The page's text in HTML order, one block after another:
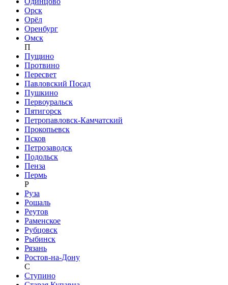
Орск
Орёл
Оренбург
Омск
П
Пущино
Протвино
Пересвет
Павловский Посад
Пушкино
Первоуральск
Пятигорск
Петропавловск-Камчатский
Прокопьевск
Псков
Петрозаводск
Подольск
Пенза
Пермь
Р
Руза
Рошаль
Реутов
Раменское
Рубцовск
Рыбинск
Рязань
Ростов-на-Дону
С
Ступино